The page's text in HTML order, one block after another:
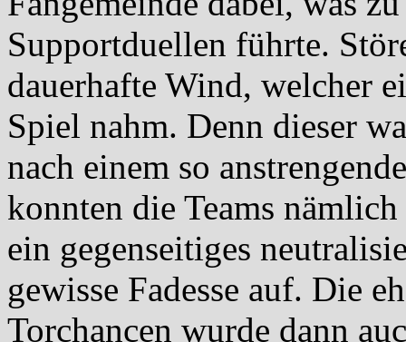
Supportduellen führte.
dauerhafte Wind, welcher
Spiel nahm. Denn dieser
nach einem so
konnten die Teams
ein gegenseitiges
gewisse Fadesse auf. Die
Torchancen wurde dann